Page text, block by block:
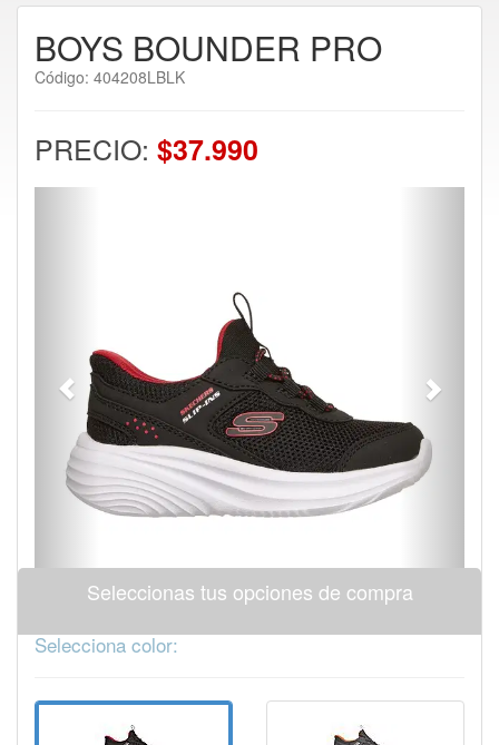
BOYS BOUNDER PRO
Código: 404208LBLK
PRECIO: $37.990
Seleccionas tus opciones de compra
Selecciona color: